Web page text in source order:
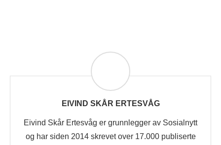
EIVIND SKÅR ERTESVÅG
Eivind Skår Ertesvåg er grunnlegger av Sosialnytt
og har siden 2014 skrevet over 17.000 publiserte